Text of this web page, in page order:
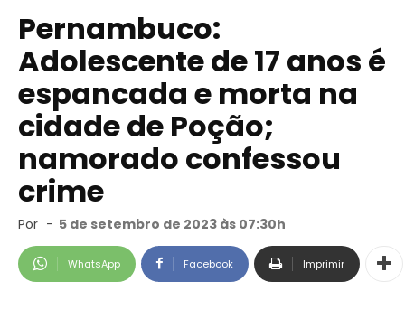
Pernambuco:
Adolescente de 17 anos é
espancada e morta na
cidade de Poção;
namorado confessou
crime
Por - 5 de setembro de 2023 às 07:30h
WhatsApp Facebook Imprimir